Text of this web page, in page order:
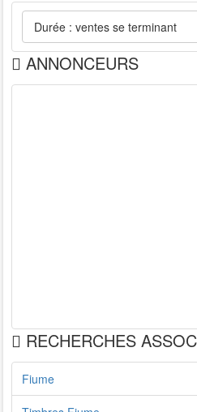
ANNONCEURS
RECHERCHES
Fiume